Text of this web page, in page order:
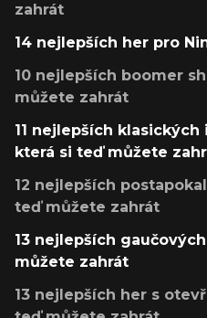
zahrát
14 nejlepších her pro
10 nejlepších boomer
můžete zahrát
11 nejlepších klasických
která si teď můžete
12 nejlepších
teď můžete zahrát
13 nejlepších
můžete zahrát
13 nejlepších her s